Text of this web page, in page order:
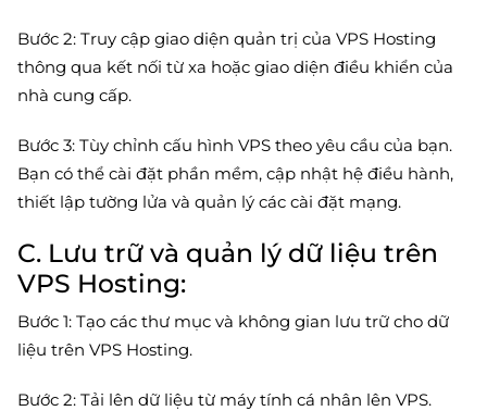
Bước 2: Truy cập giao diện quản trị của VPS Hosting
thông qua kết nối từ xa hoặc giao diện điều khiển của
nhà cung cấp.
Bước 3: Tùy chỉnh cấu hình VPS theo yêu cầu của bạn.
Bạn có thể cài đặt phần mềm, cập nhật hệ điều hành,
thiết lập tường lửa và quản lý các cài đặt mạng.
C. Lưu trữ và quản lý dữ liệu trên
VPS Hosting:
Bước 1: Tạo các thư mục và không gian lưu trữ cho dữ
liệu trên VPS Hosting.
Bước 2: Tải lên dữ liệu từ máy tính cá nhân lên VPS.